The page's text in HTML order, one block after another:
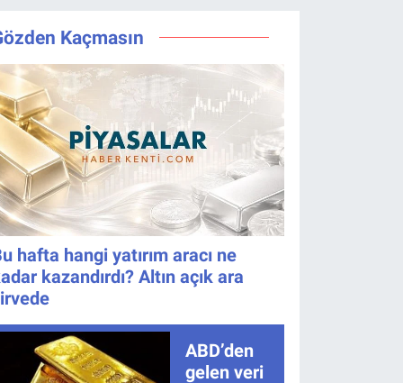
Kaçmasın
hafta hangi yatırım aracı ne
kazandırdı? Altın açık ara
ABD’den
gelen veri